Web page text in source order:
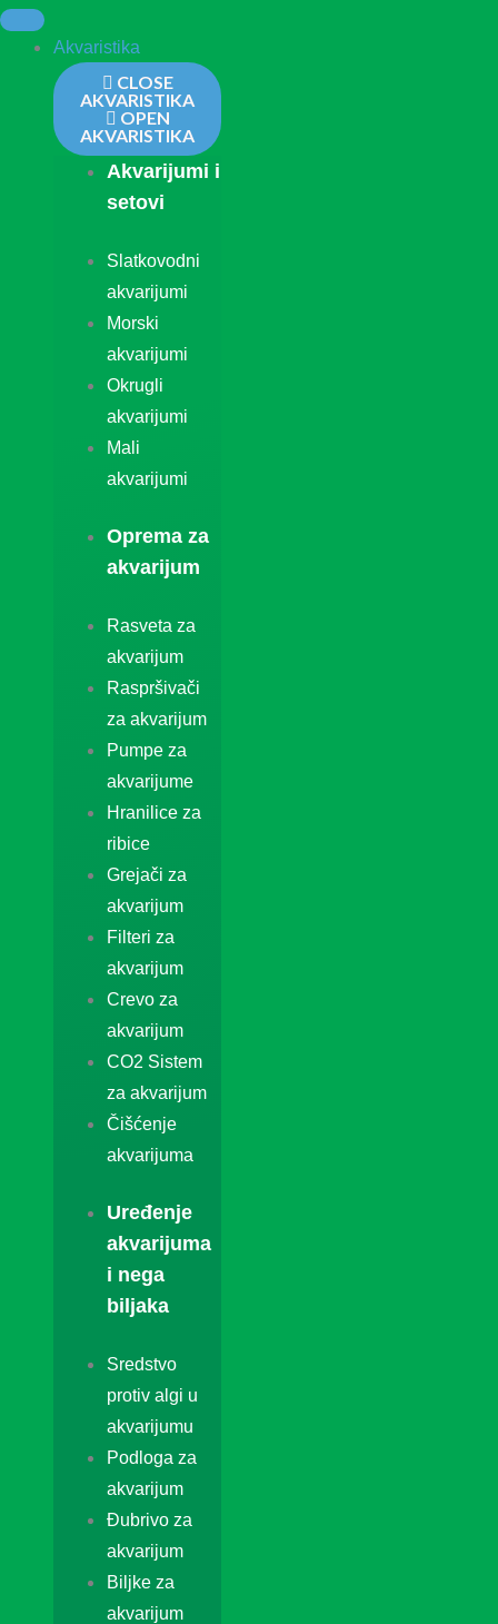
Akvaristika
CLOSE
AKVARISTIKA
OPEN
AKVARISTIKA
Akvarijumi i
setovi
Slatkovodni
akvarijumi
Morski
akvarijumi
Okrugli
akvarijumi
Mali
akvarijumi
Oprema za
akvarijum
Rasveta za
akvarijum
Raspršivači
za akvarijum
Pumpe za
akvarijume
Hranilice za
ribice
Grejači za
akvarijum
Filteri za
akvarijum
Crevo za
akvarijum
CO2 Sistem
za akvarijum
Čišćenje
akvarijuma
Uređenje
akvarijuma
i nega
biljaka
Sredstvo
protiv algi u
akvarijumu
Podloga za
akvarijum
Đubrivo za
akvarijum
Biljke za
akvarijum